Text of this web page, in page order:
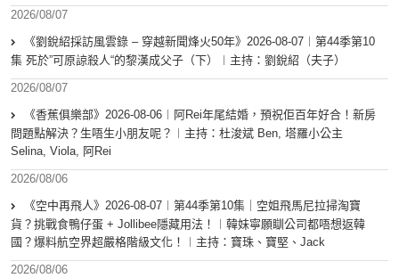
2026/08/07
《劉銳紹採訪風雲錄 – 穿越新聞烽火50年》2026-08-07︱第44季第10
集 死於”可原諒殺人“的黎漢成父子（下）︱主持：劉銳紹（夫子）
2026/08/07
《香蕉俱樂部》2026-08-06︱阿Rei年尾結婚，預祝佢百年好合！新房
問題點解決？生唔生小朋友呢？︱主持：杜浚斌 Ben, 塔羅小公主
Selina, Viola, 阿Rei
2026/08/06
《空中再飛人》2026-08-07︱第44季第10集｜空姐飛馬尼拉掃淘寶
貨？挑戰食鴨仔蛋 + Jollibee隱藏用法！︱韓妹寧願瞓公司都唔想返韓
國？爆料航空界超嚴格階級文化！︱主持：寶珠、寶堅、Jack
2026/08/06